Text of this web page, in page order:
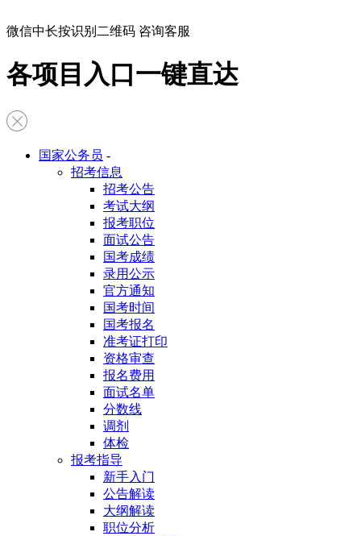
微信中长按识别二维码 咨询客服
各项目入口一键直达
国家公务员 -
招考信息
招考公告
考试大纲
报考职位
面试公告
国考成绩
录用公示
官方通知
国考时间
国考报名
准考证打印
资格审查
报名费用
面试名单
分数线
调剂
体检
报考指导
新手入门
公告解读
大纲解读
职位分析